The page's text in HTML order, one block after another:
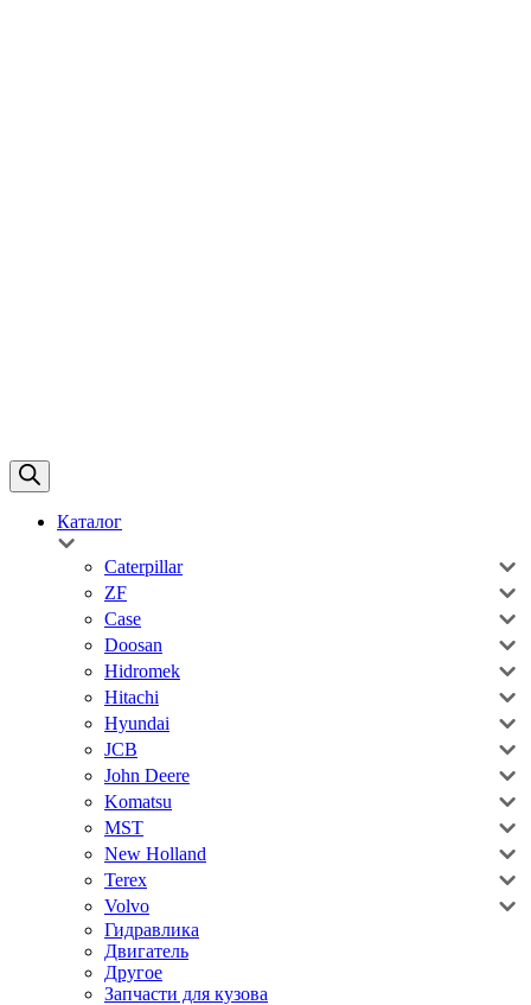
Каталог
Caterpillar
ZF
Case
Doosan
Hidromek
Hitachi
Hyundai
JCB
John Deere
Komatsu
MST
New Holland
Terex
Volvo
Гидравлика
Двигатель
Другое
Запчасти для кузова